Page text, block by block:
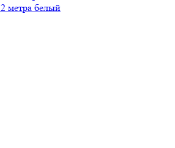
метра белый